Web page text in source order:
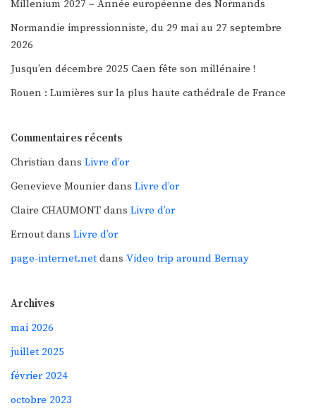
Millenium 2027 – Année européenne des Normands
Normandie impressionniste, du 29 mai au 27 septembre
2026
Jusqu’en décembre 2025 Caen fête son millénaire !
Rouen : Lumières sur la plus haute cathédrale de France
Commentaires récents
Christian dans Livre d’or
Genevieve Mounierdans Livre d’or
Claire CHAUMONT dans Livre d’or
Ernout dans Livre d’or
page-internet.net dans Video trip around Bernay
Archives
mai 2026
juillet 2025
février 2024
octobre 2023